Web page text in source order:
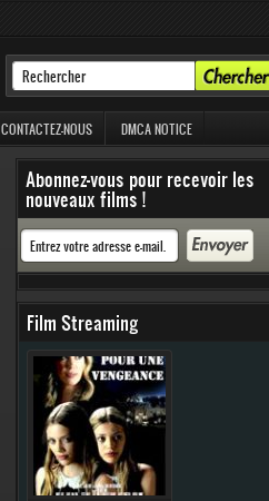
CONTACTEZ-NOUS DMCA NOTICE
Abonnez-vous pour recevoir les
nouveaux films !
Film Streaming